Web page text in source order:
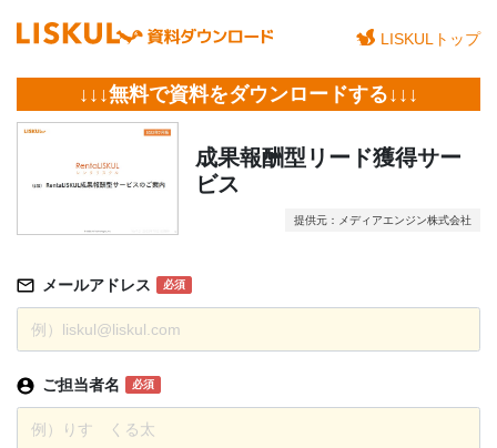
LISKULトップ
↓↓↓無料で資料をダウンロードする↓↓↓
成果報酬型リード獲得サー
ビス
提供元：メディアエンジン株式会社
メールアドレス 必須
ご担当者名 必須